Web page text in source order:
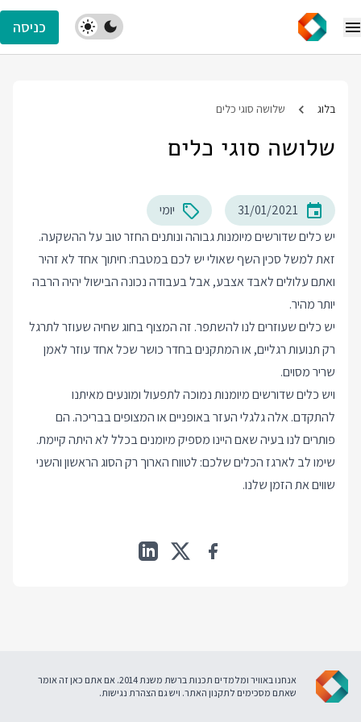
כניסה
בלוג שלושה סוגי כלים
שלושה סוגי כלים
31/01/2021
יומי
יש כלים שדורשים מיומנות גבוהה ונותנים החזר טוב על ההשקעה.
זאת למשל סכין השף שאולי יש לכם במטבח: חיתוך אחד לא זהיר
ואתם עלולים לאבד אצבע, אבל בעבודה נכונה הבישול יהיה הרבה
יותר מהיר.
יש כלים שעוזרים לנו להשתפר. זה המצוף בחוג שחיה שעוזר לתרגל
רק תנועות רגליים, או המתקנים בחדר כושר שכל אחד עוזר לאמן
שריר מסוים.
ויש כלים שדורשים מיומנות נמוכה לתפעול ומונעים מאיתנו
להתקדם. אלה גלגלי העזר באופניים או המצופים בבריכה. הם
פותרים לנו בעיה שאם היינו מספיק מיומנים בכלל לא היתה קיימת.
שימו לב לארגז הכלים שלכם: לטווח הארוך רק הסוג הראשון והשני
שווים את הזמן שלנו.
אנחנו באוויר ומלמדים תכנות ברשת משנת 2014. אם אתם כאן זה אומר
שאתם מסכימים לתקנון האתר. ויש גם הצהרת נגישות.